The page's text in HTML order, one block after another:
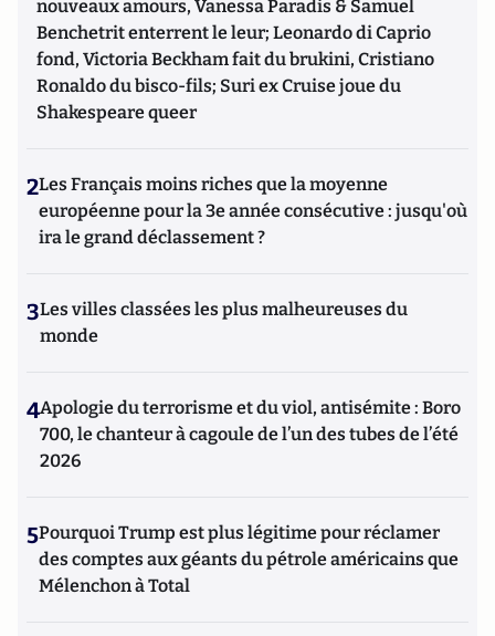
nouveaux amours, Vanessa Paradis & Samuel
Benchetrit enterrent le leur; Leonardo di Caprio
fond, Victoria Beckham fait du brukini, Cristiano
Ronaldo du bisco-fils; Suri ex Cruise joue du
Shakespeare queer
2Les Français moins riches que la moyenne
européenne pour la 3e année consécutive : jusqu'où
ira le grand déclassement ?
3Les villes classées les plus malheureuses du
monde
4Apologie du terrorisme et du viol, antisémite : Boro
700, le chanteur à cagoule de l’un des tubes de l’été
2026
5Pourquoi Trump est plus légitime pour réclamer
des comptes aux géants du pétrole américains que
Mélenchon à Total